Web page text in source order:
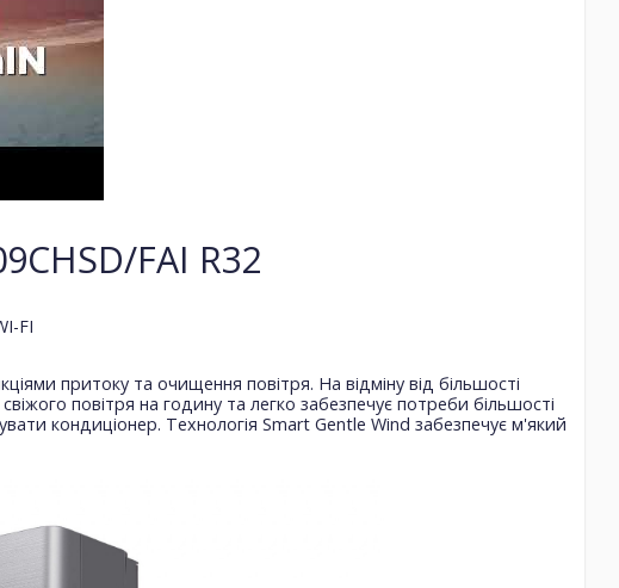
FAI R32
FI
притоку та очищення повітря. На відміну від більшості
повітря на годину та легко забезпечує потреби більшості
кондиціонер. Технологія Smart Gentle Wind забезпечує м'який